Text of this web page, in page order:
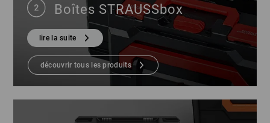
Boîtes STRAUSSbox
lire la suite
découvrir tous les produits